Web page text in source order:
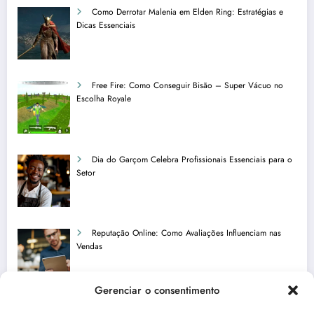
Gerenciar o consentimento
Como Derrotar Malenia em Elden Ring: Estratégias e
Dicas Essenciais
Free Fire: Como Conseguir Bisão – Super Vácuo no
Escolha Royale
Dia do Garçom Celebra Profissionais Essenciais para o
Setor
Reputação Online: Como Avaliações Influenciam nas
Vendas